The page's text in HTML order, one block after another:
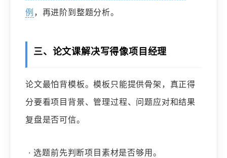
例 ，再进阶到整题分析。
三、论文课解决写得像项目经理
论文最怕背模板。模板只能提供骨架，真正得
分要看项目背景、管理过程、问题应对和结果
复盘是否可信。
· 选题前先判断项目素材是否够用。